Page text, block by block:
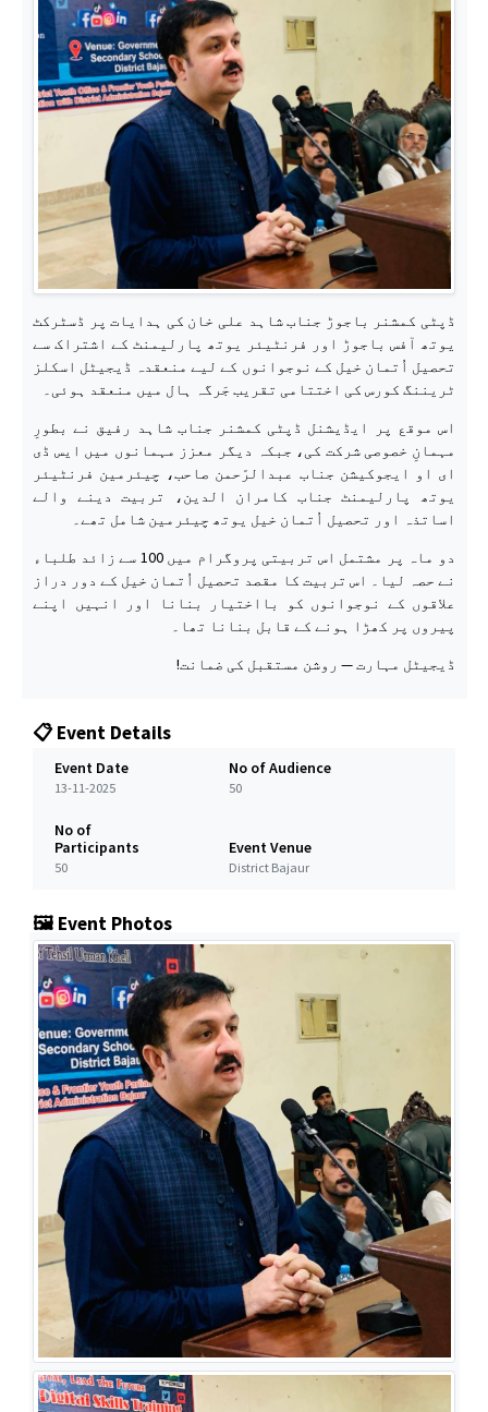
ڈپٹی کمشنر باجوڑ جناب شاہد علی خان کی ہدایات پر ڈسٹرکٹ
یوتھ آفس باجوڑ اور فرنٹیئر یوتھ پارلیمنٹ کے اشتراک سے
تحصیل اُتمان خیل کے نوجوانوں کے لیے منعقدہ ڈیجیٹل اسکلز
ٹریننگ کورس کی اختتامی تقریب جَرگہ ہال میں منعقد ہوئی۔
اس موقع پر ایڈیشنل ڈپٹی کمشنر جناب شاہد رفیق نے بطورِ
مہمانِ خصوصی شرکت کی، جبکہ دیگر معزز مہمانوں میں ایس ڈی
ای او ایجوکیشن جناب عبدالرّحمن صاحب، چیئرمین فرنٹیئر
یوتھ پارلیمنٹ جناب کامران الدین، تربیت دینے والے
اساتذہ اور تحصیل اُتمان خیل یوتھ چیئرمین شامل تھے۔
دو ماہ پر مشتمل اس تربیتی پروگرام میں 100 سے زائد طلباء
نے حصہ لیا۔ اس تربیت کا مقصد تحصیل اُتمان خیل کے دور دراز
علاقوں کے نوجوانوں کو بااختیار بنانا اور انہیں اپنے
پیروں پر کھڑا ہونے کے قابل بنانا تھا۔
ڈیجیٹل مہارت — روشن مستقبل کی ضمانت!
📋 Event Details
Event Date
13-11-2025
No of Audience
50
No of
Participants
50
Event Venue
District Bajaur
🖼️ Event Photos